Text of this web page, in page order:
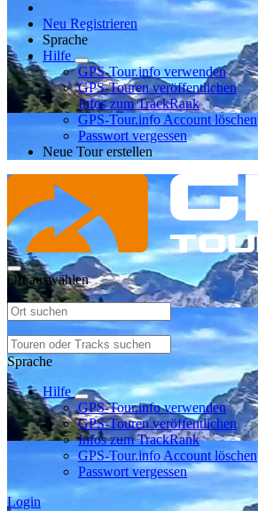
Neu Registrieren
Sprache
Hilfe
GPS-Tour.info verwenden
GPS-Touren veröffentlichen
Infos zum TrackRank
GPS-Tour.info Account löschen
Passwort vergessen
Neue Tour erstellen
Ort auswählen
Sprache
Hilfe
GPS-Tour.info verwenden
GPS-Touren veröffentlichen
Infos zum TrackRank
GPS-Tour.info Account löschen
Passwort vergessen
Login